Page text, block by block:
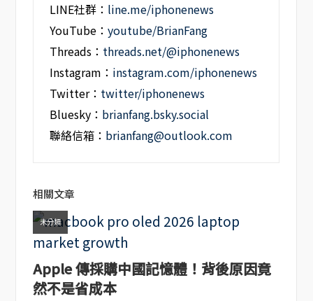
LINE社群： line.me/iphonenews
YouTube：youtube/BrianFang
Threads： threads.net/@iphonenews
Instagram： instagram.com/iphonenews
Twitter： twitter/iphonenews
Bluesky： brianfang.bsky.social
聯絡信箱： brianfang@outlook.com
相關文章
未分類
Apple 傳採購中國記憶體！背後原因竟
然不是省成本